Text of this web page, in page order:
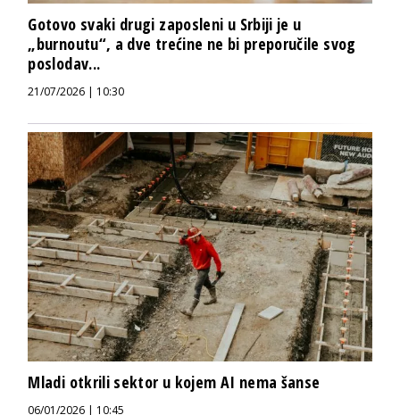
Gotovo svaki drugi zaposleni u Srbiji je u
„burnoutu“, a dve trećine ne bi preporučile svog
poslodav...
21/07/2026 | 10:30
Mladi otkrili sektor u kojem AI nema šanse
06/01/2026 | 10:45